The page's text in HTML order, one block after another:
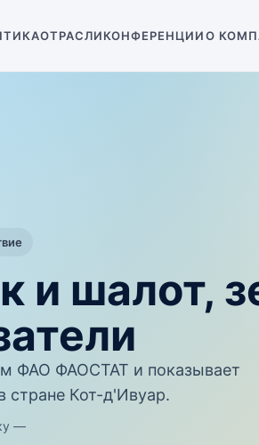
ОТРАСЛИКОНФЕРЕНЦИИО
и шалот,
ФАО ФАОСТАТ и показывает
стране Кот-д'Ивуар.
—